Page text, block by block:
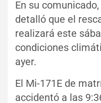
En su
detalló que el
realizará este
condiciones
ayer.
El Mi-171E de
accidentó a las